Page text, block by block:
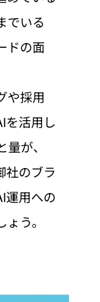
でいる
ドの面
や採用
を活用し
が、
社のブラ
運用への
う。